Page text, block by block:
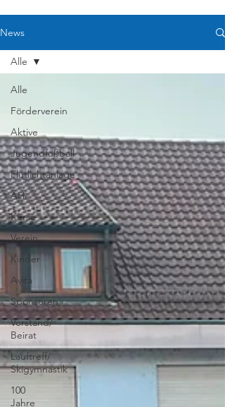
News
Alle
Förderverein
Aktive
Jugendfußball
Flutlichtanlage
AH
Kurse
Verein
Kinder
Avita
Sponsoren
Vorstand/
Beirat
Lauftreff/
Skigymnastik
100
Jahre
Alle